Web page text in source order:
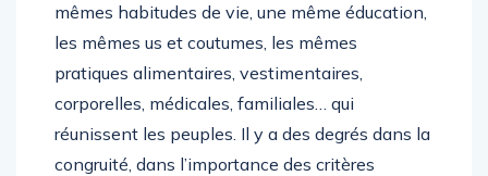
mêmes habitudes de vie, une même éducation,
les mêmes us et coutumes, les mêmes
pratiques alimentaires, vestimentaires,
corporelles, médicales, familiales… qui
réunissent les peuples. Il y a des degrés dans la
congruité, dans l’importance des critères